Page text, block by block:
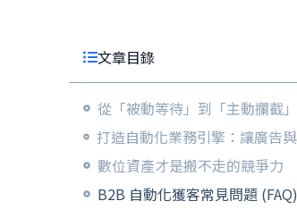
文章目錄
數位資產才是搬不走的競爭力
B2B 自動化獲客常見問題 (FAQ)